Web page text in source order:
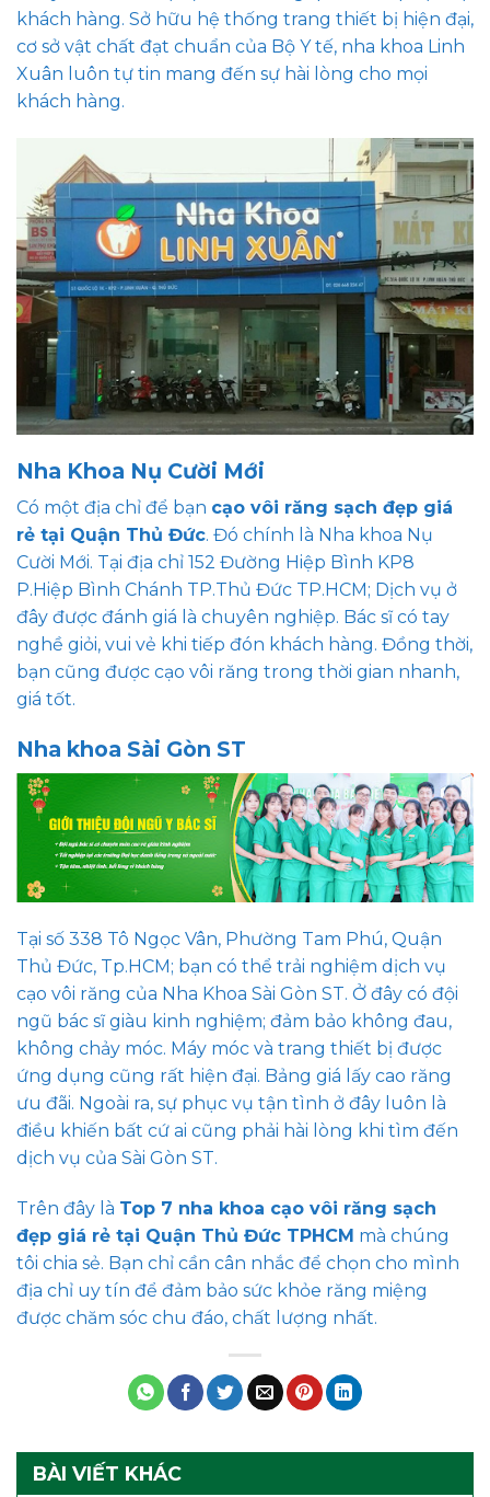
khách hàng. Sở hữu hệ thống trang thiết bị hiện đại,
cơ sở vật chất đạt chuẩn của Bộ Y tế, nha khoa Linh
Xuân luôn tự tin mang đến sự hài lòng cho mọi
khách hàng.
Nha Khoa Nụ Cười Mới
Có một địa chỉ để bạn cạo vôi răng sạch đẹp giá
rẻ tại Quận Thủ Đức. Đó chính là Nha khoa Nụ
Cười Mới. Tại địa chỉ 152 Đường Hiệp Bình KP8
P.Hiệp Bình Chánh TP.Thủ Đức TP.HCM; Dịch vụ ở
đây được đánh giá là chuyên nghiệp. Bác sĩ có tay
nghề giỏi, vui vẻ khi tiếp đón khách hàng. Đồng thời,
bạn cũng được cạo vôi răng trong thời gian nhanh,
giá tốt.
Nha khoa Sài Gòn ST
Tại số 338 Tô Ngọc Vân, Phường Tam Phú, Quận
Thủ Đức, Tp.HCM; bạn có thể trải nghiệm dịch vụ
cạo vôi răng của Nha Khoa Sài Gòn ST. Ở đây có đội
ngũ bác sĩ giàu kinh nghiệm; đảm bảo không đau,
không chảy móc. Máy móc và trang thiết bị được
ứng dụng cũng rất hiện đại. Bảng giá lấy cao răng
ưu đãi. Ngoài ra, sự phục vụ tận tình ở đây luôn là
điều khiến bất cứ ai cũng phải hài lòng khi tìm đến
dịch vụ của Sài Gòn ST.
Trên đây là Top 7 nha khoa cạo vôi răng sạch
đẹp giá rẻ tại Quận Thủ Đức TPHCM mà chúng
tôi chia sẻ. Bạn chỉ cần cân nhắc để chọn cho mình
địa chỉ uy tín để đảm bảo sức khỏe răng miệng
được chăm sóc chu đáo, chất lượng nhất.
BÀI VIẾT KHÁC